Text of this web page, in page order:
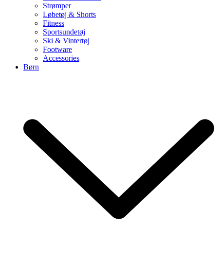
Strømper
Løbetøj & Shorts
Fitness
Sportsundetøj
Ski & Vintertøj
Footware
Accessories
Børn